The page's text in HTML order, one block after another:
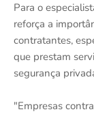
Para o
reforça a
contratantes,
que prestam
segurança
"Empresas